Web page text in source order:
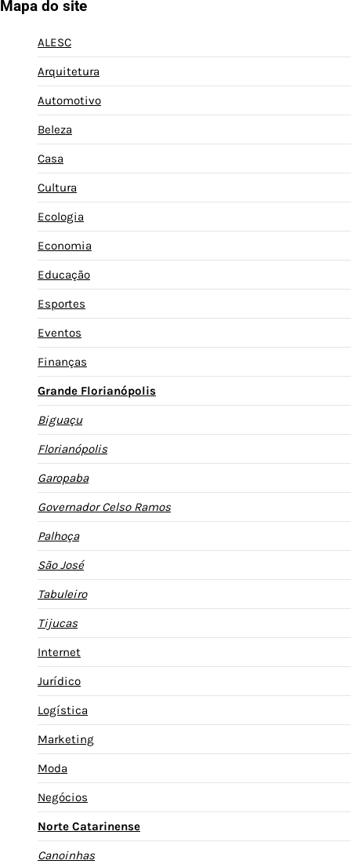
Mapa do site
ALESC
Arquitetura
Automotivo
Beleza
Casa
Cultura
Ecologia
Economia
Educação
Esportes
Eventos
Finanças
Grande Florianópolis
Biguaçu
Florianópolis
Garopaba
Governador Celso Ramos
Palhoça
São José
Tabuleiro
Tijucas
Internet
Jurídico
Logística
Marketing
Moda
Negócios
Norte Catarinense
Canoinhas